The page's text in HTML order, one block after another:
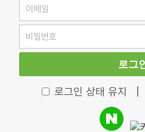
로그
로그인 상태 유지